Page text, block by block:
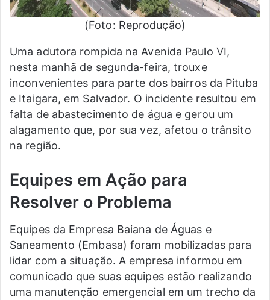
(Foto: Reprodução)
Uma adutora rompida na Avenida Paulo VI,
nesta manhã de segunda-feira, trouxe
inconvenientes para parte dos bairros da Pituba
e Itaigara, em Salvador. O incidente resultou em
falta de abastecimento de água e gerou um
alagamento que, por sua vez, afetou o trânsito
na região.
Equipes em Ação para
Resolver o Problema
Equipes da Empresa Baiana de Águas e
Saneamento (Embasa) foram mobilizadas para
lidar com a situação. A empresa informou em
comunicado que suas equipes estão realizando
uma manutenção emergencial em um trecho da